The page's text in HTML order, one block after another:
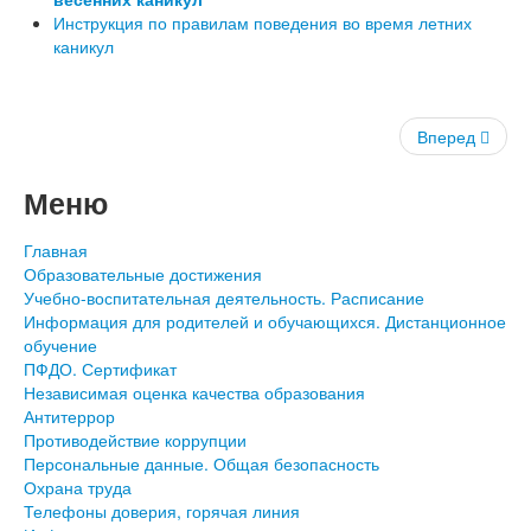
Инструкция по правилам поведения во время летних
каникул
Вперед
Меню
Главная
Образовательные достижения
Учебно-воспитательная деятельность. Расписание
Информация для родителей и обучающихся. Дистанционное
обучение
ПФДО. Сертификат
Независимая оценка качества образования
Антитеррор
Противодействие коррупции
Персональные данные. Общая безопасность
Охрана труда
Телефоны доверия, горячая линия